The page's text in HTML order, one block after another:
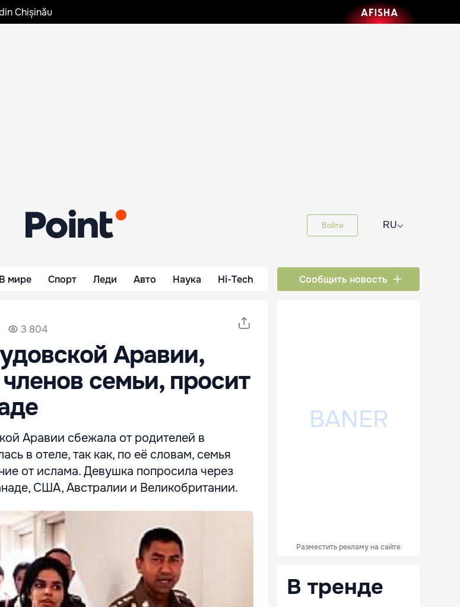
Chișinău
Войти RU⌵
В мире Спорт Леди Авто Наука Hi-Tech Сообщить новость
3 804
Аравии,
семьи, просит
Аравии сбежала от родителей в
в отеле, так как, по её словам, семья
от ислама. Девушка попросила через
США, Австралии и Великобритании.
Разместить рекламу на сайте
В тренде